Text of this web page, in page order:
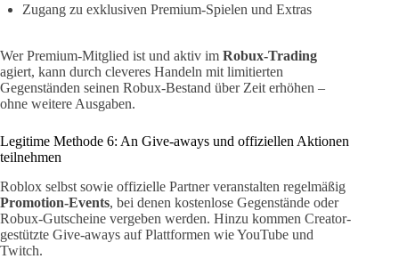
Zugang zu exklusiven Premium-Spielen und Extras
Wer Premium-Mitglied ist und aktiv im Robux-Trading
agiert, kann durch cleveres Handeln mit limitierten
Gegenständen seinen Robux-Bestand über Zeit erhöhen –
ohne weitere Ausgaben.
Legitime Methode 6: An Give-aways und offiziellen Aktionen
teilnehmen
Roblox selbst sowie offizielle Partner veranstalten regelmäßig
Promotion-Events, bei denen kostenlose Gegenstände oder
Robux-Gutscheine vergeben werden. Hinzu kommen Creator-
gestützte Give-aways auf Plattformen wie YouTube und
Twitch.